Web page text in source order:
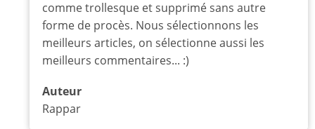
comme trollesque et supprimé sans autre
forme de procès. Nous sélectionnons les
meilleurs articles, on sélectionne aussi les
meilleurs commentaires... :)
Auteur
Rappar